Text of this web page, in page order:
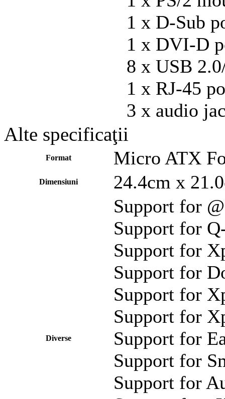
1 x D-Sub
1 x DVI-D
8 x USB
1 x RJ-45
3 x audio
Alte specificaţii
Format Micro ATX
Dimensiuni 24.4cm x
Diverse
Support for
Support for
Support for
Support for
Support for
Support for
Support for
Support for
Support for